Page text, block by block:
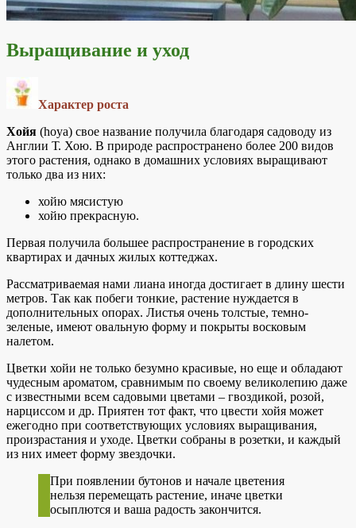
Выращивание и уход
Характер роста
Хойя (hoya) свое название получила благодаря садоводу из
Англии Т. Хою. В природе распространено более 200 видов
этого растения, однако в домашних условиях выращивают
только два из них:
хойю мясистую
хойю прекрасную.
Первая получила большее распространение в городских
квартирах и дачных жилых коттеджах.
Рассматриваемая нами лиана иногда достигает в длину шести
метров. Так как побеги тонкие, растение нуждается в
дополнительных опорах. Листья очень толстые, темно-
зеленые, имеют овальную форму и покрыты восковым
налетом.
Цветки хойи не только безумно красивые, но еще и обладают
чудесным ароматом, сравнимым по своему великолепию даже
с известными всем садовыми цветами – гвоздикой, розой,
нарциссом и др. Приятен тот факт, что цвести хойя может
ежегодно при соответствующих условиях выращивания,
произрастания и уходе. Цветки собраны в розетки, и каждый
из них имеет форму звездочки.
При появлении бутонов и начале цветения
нельзя перемещать растение, иначе цветки
осыплются и ваша радость закончится.